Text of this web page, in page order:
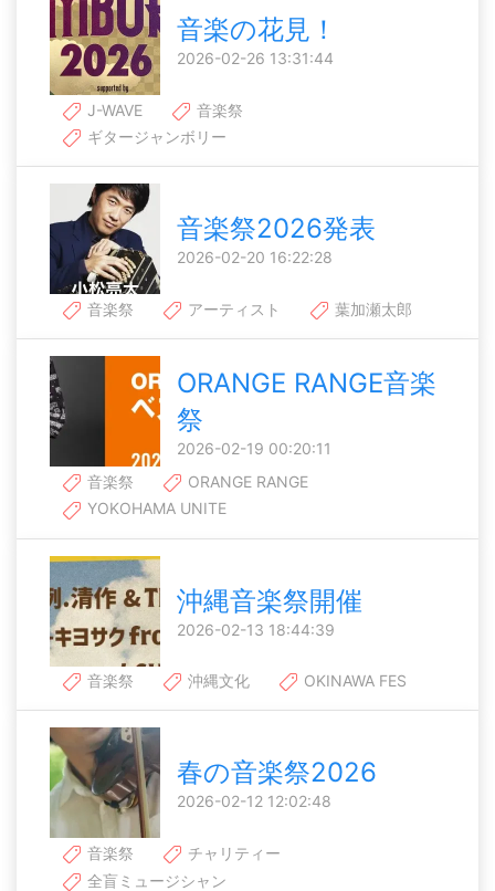
音楽の花見！
2026-02-26 13:31:44
J-WAVE
音楽祭
ギタージャンボリー
音楽祭2026発表
2026-02-20 16:22:28
音楽祭 アーティスト 葉加瀬太郎
ORANGE RANGE音楽
祭
2026-02-19 00:20:11
音楽祭
ORANGE RANGE
YOKOHAMA UNITE
沖縄音楽祭開催
2026-02-13 18:44:39
音楽祭 沖縄文化 OKINAWA FES
春の音楽祭2026
2026-02-12 12:02:48
音楽祭
チャリティー
全盲ミュージシャン